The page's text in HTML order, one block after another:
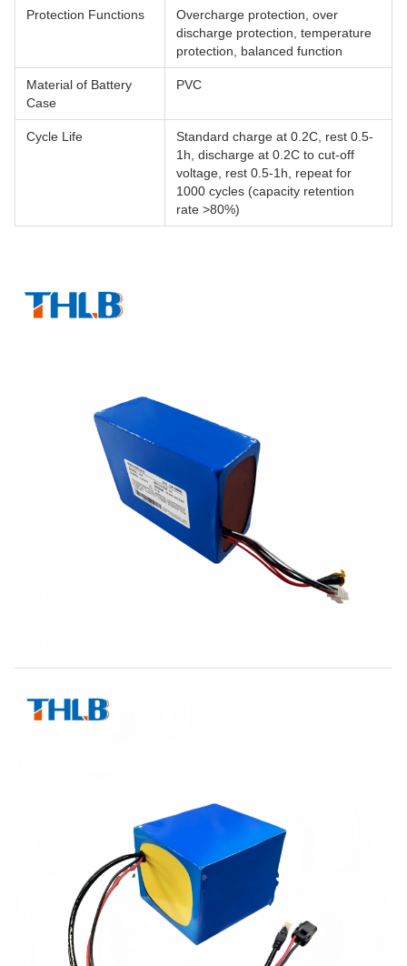
Protection Functions
Overcharge protection, over
discharge protection, temperature
protection, balanced function
Material of Battery
Case
PVC
Cycle Life
Standard charge at 0.2C, rest 0.5-
1h, discharge at 0.2C to cut-off
voltage, rest 0.5-1h, repeat for
1000 cycles (capacity retention
rate >80%)